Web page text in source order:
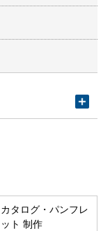
カタログ・パンフレ
ット 制作